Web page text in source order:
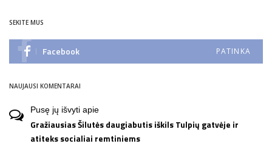
SEKITE MUS
Facebook PATINKA
NAUJAUSI KOMENTARAI
Pusę jų išvyti apie
Gražiausias Šilutės daugiabutis iškils Tulpių gatvėje ir
atiteks socialiai remtiniems